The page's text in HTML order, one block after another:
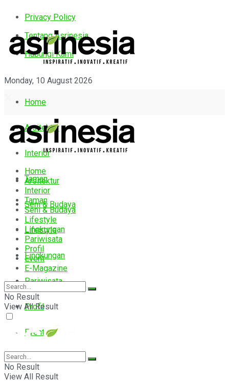
Privacy Policy
Tentang Asrinesia
Hubungi Kami
Monday, 10 August 2026
Home
Arsitektur
Interior
Taman
Seni & Budaya
Lifestyle
Lingkungan
Pariwisata
Profil
Event
E-Magazine
Home
Arsitektur
Interior
Taman
Seni & Budaya
Lifestyle
Lingkungan
Pariwisata
Profil
Event
E-Magazine
No Result
View All Result
No Result
View All Result